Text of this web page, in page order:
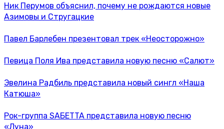
Ник Перумов объяснил, почему не рождаются новые
Азимовы и Стругацкие
Павел Барлебен презентовал трек «Неосторожно»
Певица Поля Ива представила новую песню «Салют»
Эвелина Радбиль представила новый сингл «Наша
Катюша»
Рок-группа SAБETTA представила новую песню
«Луна»